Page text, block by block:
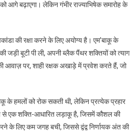
आगे बढ़ाएगा। लेकिन गंभीर राज्याभिषेक समारोह के
की रक्षा करने के लिए अयोग्य है। एम’बाकू के
जड़ी बूटी पी ली, अपनी ब्लैक पैंथर शक्तियों को त्याग
आवाज़ पर, शाही रक्षक अखाड़े में प्रवेश करते हैं, जो
के हमलों को रोक सकती थी, लेकिन प्रत्येक प्रहार
से एक शक्ति-आधारित लड़ाकू है, जिसमें कौशल की
के लिए कम जगह बची, जिससे द्वंद्व निर्णायक अंत की